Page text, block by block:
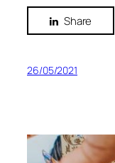
Share
26/05/2021